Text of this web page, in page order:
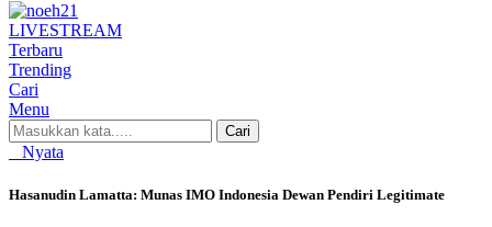
LIVESTREAM
Terbaru
Trending
Cari
Menu
Cari
Nyata
Hasanudin Lamatta: Munas IMO Indonesia Dewan Pendiri Legitimate